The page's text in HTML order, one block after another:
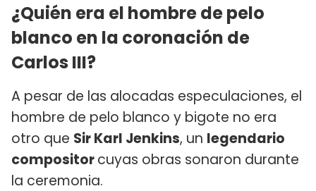
¿Quién era el hombre de pelo
blanco en la coronación de
Carlos III?
A pesar de las alocadas especulaciones, el
hombre de pelo blanco y bigote no era
otro que Sir Karl Jenkins, un legendario
compositorcuyas obras sonaron durante
la ceremonia.